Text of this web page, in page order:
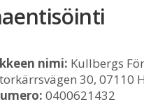
nimi: Kullbergs
30, 07110
0400621432